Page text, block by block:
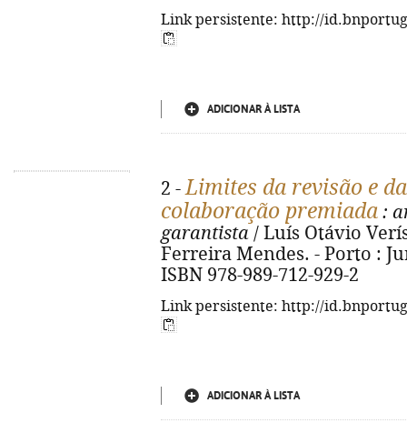
Link persistente: http://
ADICIONAR À LISTA
2 -Limites da revisão e
colaboração premiada :
garantista / Luís Otávio
Ferreira Mendes. - Porto :
ISBN 978-989-712-929-2
Link persistente: http://
ADICIONAR À LISTA